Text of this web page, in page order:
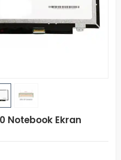
Notebook Ekran